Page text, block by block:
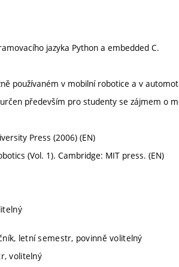
jazyka Python a embedded C.
používaném v mobilní robotice a v
především pro studenty se zájmem o
Press (2006) (EN)
(Vol. 1). Cambridge: MIT press. (EN)
letní semestr, povinně volitelný
volitelný